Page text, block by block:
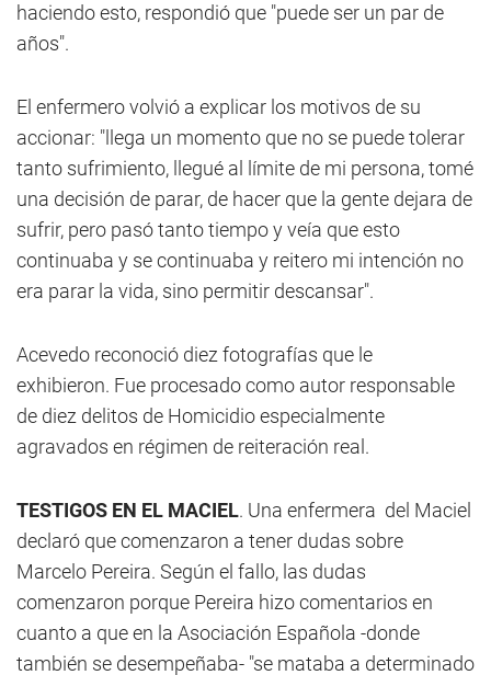
haciendo esto, respondió que "puede ser un par de
años".
El enfermero volvió a explicar los motivos de su
accionar: "llega un momento que no se puede tolerar
tanto sufrimiento, llegué al límite de mi persona, tomé
una decisión de parar, de hacer que la gente dejara de
sufrir, pero pasó tanto tiempo y veía que esto
continuaba y se continuaba y reitero mi intención no
era parar la vida, sino permitir descansar".
Acevedo reconoció diez fotografías que le
exhibieron. Fue procesado como autor responsable
de diez delitos de Homicidio especialmente
agravados en régimen de reiteración real.
TESTIGOS EN EL MACIEL. Una enfermera del Maciel
declaró que comenzaron a tener dudas sobre
Marcelo Pereira. Según el fallo, las dudas
comenzaron porque Pereira hizo comentarios en
cuanto a que en la Asociación Española -donde
también se desempeñaba- "se mataba a determinado